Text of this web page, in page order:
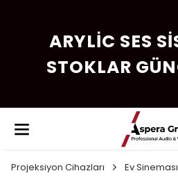
ARYLIC SES
STOKLAR
Projeksiyon Cihazları Ev